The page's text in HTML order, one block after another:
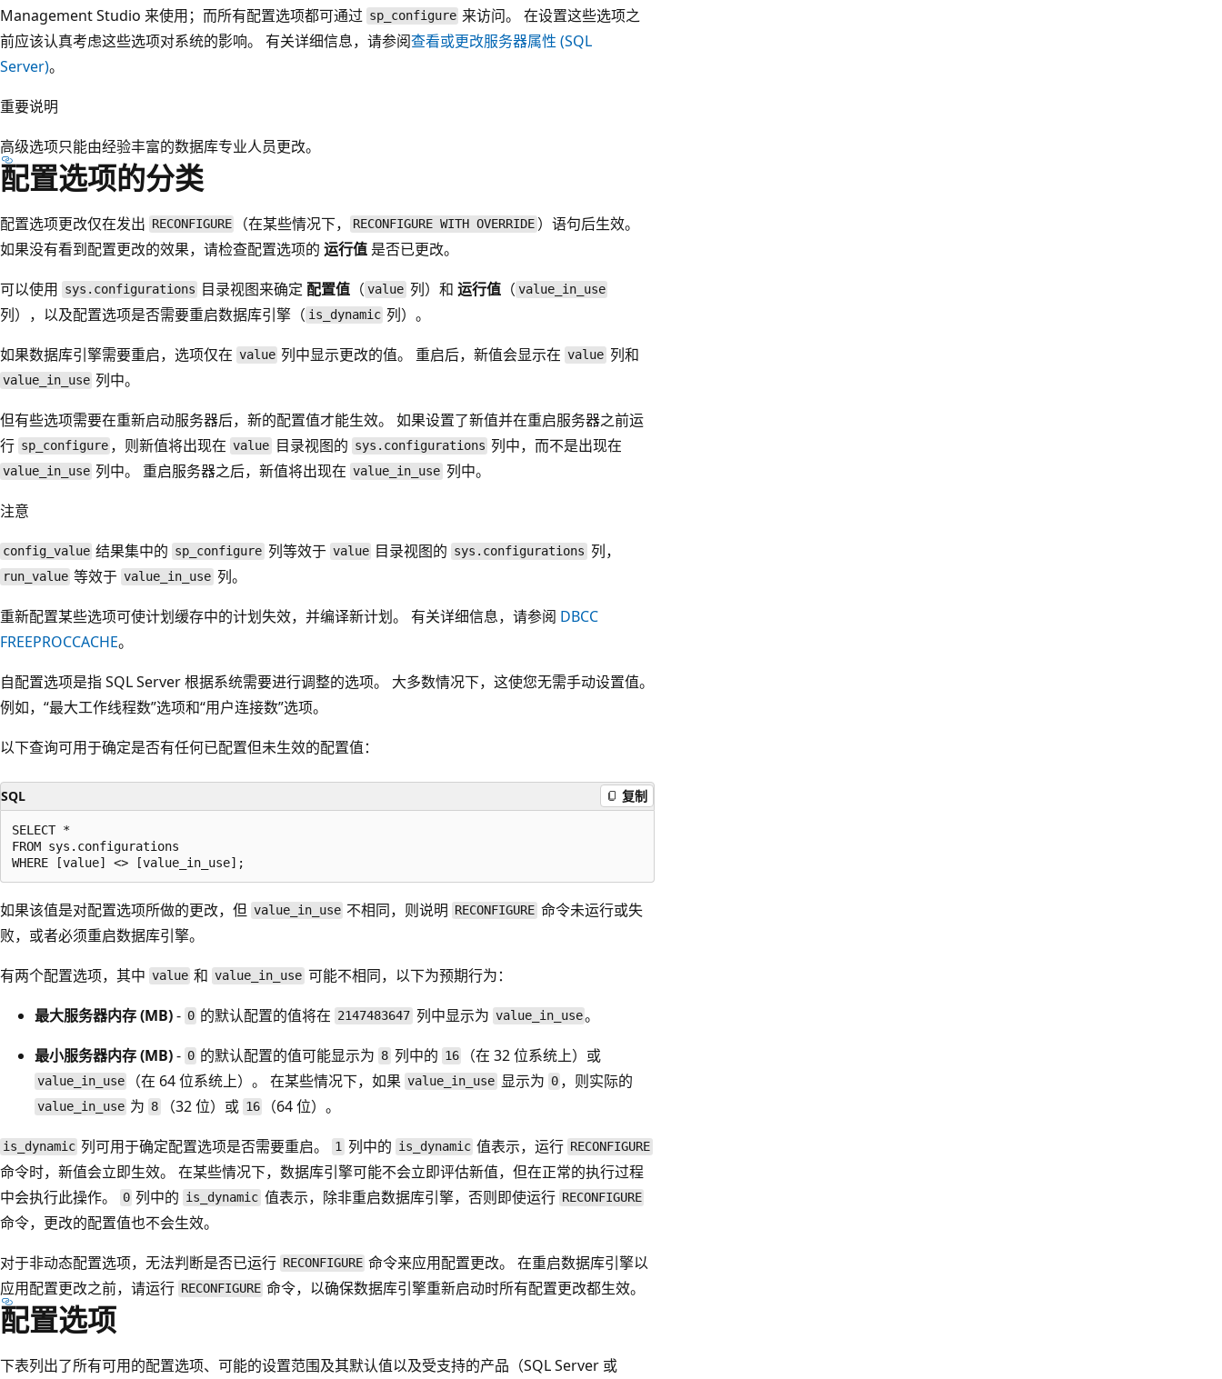
Management Studio 来使用；而所有配置选项都可通过 sp_configure 来访问。 在设置这些选项之
前应该认真考虑这些选项对系统的影响。 有关详细信息，请参阅查看或更改服务器属性 (SQL
Server)。
重要说明
高级选项只能由经验丰富的数据库专业人员更改。
配置选项的分类
配置选项更改仅在发出 RECONFIGURE （在某些情况下， RECONFIGURE WITH OVERRIDE ）语句后生效。
如果没有看到配置更改的效果，请检查配置选项的 运行值 是否已更改。
可以使用 sys.configurations 目录视图来确定 配置值 （value列）和 运行值（ value_in_use
列），以及配置选项是否需要重启数据库引擎（ is_dynamic 列）。
如果数据库引擎需要重启，选项仅在 value 列中显示更改的值。 重启后，新值会显示在value列和
value_in_use 列中。
但有些选项需要在重新启动服务器后，新的配置值才能生效。 如果设置了新值并在重启服务器之前运
行 sp_configure ，则新值将出现在value目录视图的 sys.configurations 列中，而不是出现在
value_in_use 列中。 重启服务器之后，新值将出现在 value_in_use 列中。
注意
config_value 结果集中的 sp_configure 列等效于 value 目录视图的 sys.configurations 列，
run_value 等效于 value_in_use 列。
重新配置某些选项可使计划缓存中的计划失效，并编译新计划。 有关详细信息，请参阅 DBCC
FREEPROCCACHE。
自配置选项是指 SQL Server 根据系统需要进行调整的选项。 大多数情况下，这使您无需手动设置值。
例如，“最大工作线程数”选项和“用户连接数”选项。
以下查询可用于确定是否有任何已配置但未生效的配置值：
SQL 复制
SELECT *
FROM sys.configurations
如果该值是对配置选项所做的更改，但 value_in_use 不相同，则说明 RECONFIGURE 命令未运行或失
败，或者必须重启数据库引擎。
有两个配置选项，其中 value 和 value_in_use 可能不相同，以下为预期行为：
最大服务器内存 (MB)- 0 的默认配置的值将在 2147483647 列中显示为 value_in_use。
最小服务器内存 (MB)- 0 的默认配置的值可能显示为 8列中的 16 （在 32 位系统上）或
value_in_use （在 64 位系统上）。 在某些情况下，如果 value_in_use 显示为 0 ，则实际的
value_in_use 为 8（32 位）或 16 （64 位）。
is_dynamic 列可用于确定配置选项是否需要重启。 1列中的 is_dynamic 值表示，运行 RECONFIGURE
命令时，新值会立即生效。 在某些情况下，数据库引擎可能不会立即评估新值，但在正常的执行过程
中会执行此操作。
0 列中的 is_dynamic 值表示，除非重启数据库引擎，否则即使运行 RECONFIGURE
命令，更改的配置值也不会生效。
对于非动态配置选项，无法判断是否已运行 RECONFIGURE 命令来应用配置更改。 在重启数据库引擎以
应用配置更改之前，请运行 RECONFIGURE 命令，以确保数据库引擎重新启动时所有配置更改都生效。
配置选项
下表列出了所有可用的配置选项、可能的设置范围及其默认值以及受支持的产品（SQL Server 或